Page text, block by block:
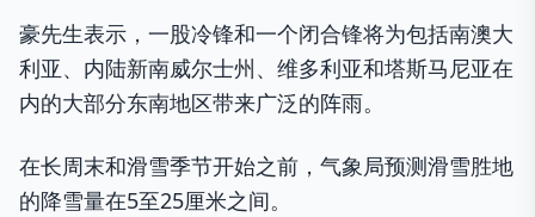
豪先生表示，一股冷锋和一个闭合锋将为包括南澳大
利亚、内陆新南威尔士州、维多利亚和塔斯马尼亚在
内的大部分东南地区带来广泛的阵雨。
在长周末和滑雪季节开始之前，气象局预测滑雪胜地
的降雪量在5至25厘米之间。